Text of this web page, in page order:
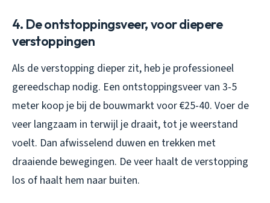
4. De ontstoppingsveer, voor diepere
verstoppingen
Als de verstopping dieper zit, heb je professioneel
gereedschap nodig. Een ontstoppingsveer van 3-5
meter koop je bij de bouwmarkt voor €25-40. Voer de
veer langzaam in terwijl je draait, tot je weerstand
voelt. Dan afwisselend duwen en trekken met
draaiende bewegingen. De veer haalt de verstopping
los of haalt hem naar buiten.